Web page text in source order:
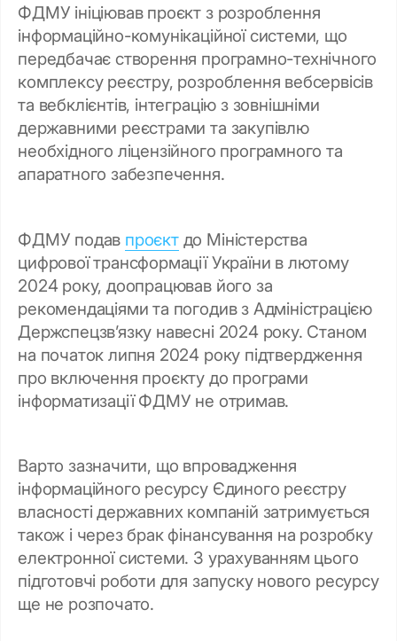
ФДМУ ініціював проєкт з розроблення
інформаційно-комунікаційної системи, що
передбачає створення програмно-технічного
комплексу реєстру, розроблення вебсервісів
та вебклієнтів, інтеграцію з зовнішніми
державними реєстрами та закупівлю
необхідного ліцензійного програмного та
апаратного забезпечення.
ФДМУ подав проєктдо Міністерства
цифрової трансформації України в лютому
2024 року, доопрацював його за
рекомендаціями та погодив з Адміністрацією
Держспецзвʼязку навесні 2024 року. Станом
на початок липня 2024 року підтвердження
про включення проєкту до програми
інформатизації ФДМУ не отримав.
Варто зазначити, що впровадження
інформаційного ресурсу Єдиного реєстру
власності державних компаній затримується
також і через брак фінансування на розробку
електронної системи. З урахуванням цього
підготовчі роботи для запуску нового ресурсу
ще не розпочато.